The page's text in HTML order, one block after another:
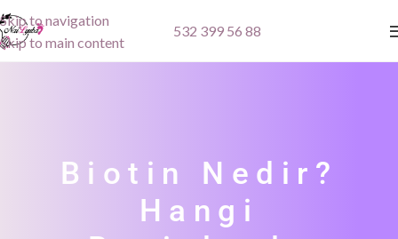
Skip to navigation
Skip to main content
532 399 56 88
Biotin Nedir?
Hangi